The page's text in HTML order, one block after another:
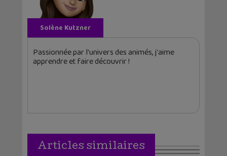
Solène Kutzner
Passionnée par l'univers des animés, j'aime
apprendre et faire découvrir !
Articles similaires